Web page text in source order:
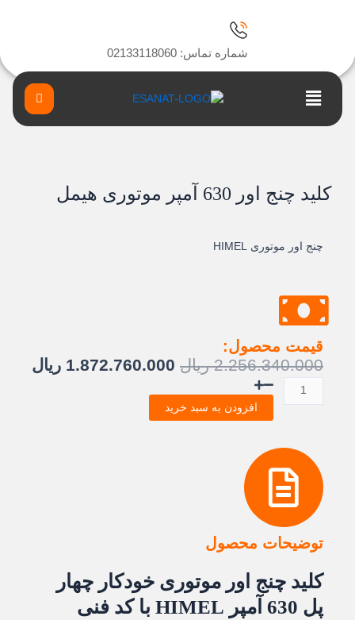
شماره تماس: 02133118060
Main
کلید چنج اور 630 آمپر موتوری هیمل
چنج اور موتوری HIMEL
قیمت محصول:
2.256.340.000 ریال قیمت
بود.
1.872.760.000 ریال
چنج
آمپر
موتوری
هیمل
عدد
افزودن به سبد خرید
توضیحات محصول
کلید چنج اور موتوری خودکار چهار
پل 630 آمپر HIMEL با کد فنی